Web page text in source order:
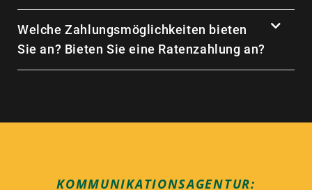
Welche Zahlungsmöglichkeiten bieten
Sie an? Bieten Sie eine Ratenzahlung an?
KOMMUNIKATIONSAGENTUR: